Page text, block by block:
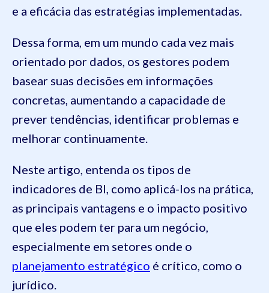
e a eficácia das estratégias implementadas.
Dessa forma, em um mundo cada vez mais
orientado por dados, os gestores podem
basear suas decisões em informações
concretas, aumentando a capacidade de
prever tendências, identificar problemas e
melhorar continuamente.
Neste artigo, entenda os tipos de
indicadores de BI, como aplicá-los na prática,
as principais vantagens e o impacto positivo
que eles podem ter para um negócio,
especialmente em setores onde o
planejamento estratégico é crítico, como o
jurídico.